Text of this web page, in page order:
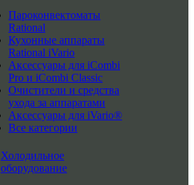
Пароконвектоматы
Rational
Кухонные аппараты
Rational iVario
Аксессуары для iCombi
Pro и iCombi Classic
Очистители и средства
ухода за аппаратами
Аксессуары для iVario®
Все категории
Холодильное
оборудование